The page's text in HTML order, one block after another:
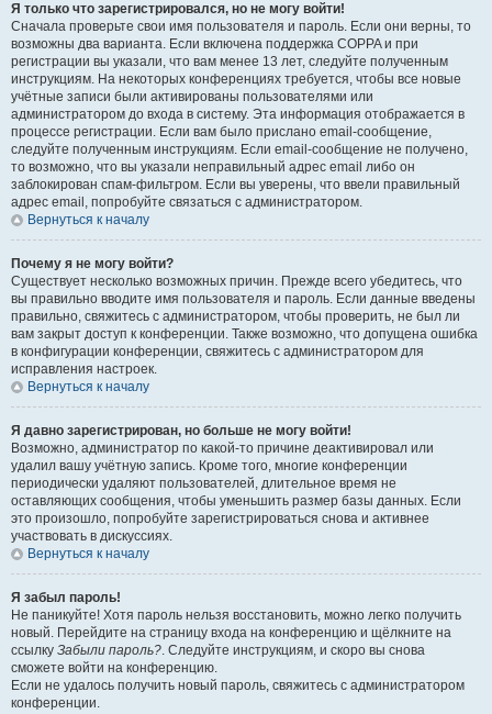
Я только что зарегистрировался, но не могу войти!
Сначала проверьте свои имя пользователя и пароль. Если они верны, то
возможны два варианта. Если включена поддержка COPPA и при
регистрации вы указали, что вам менее 13 лет, следуйте полученным
инструкциям. На некоторых конференциях требуется, чтобы все новые
учётные записи были активированы пользователями или
администратором до входа в систему. Эта информация отображается в
процессе регистрации. Если вам было прислано email-сообщение,
следуйте полученным инструкциям. Если email-сообщение не получено,
то возможно, что вы указали неправильный адрес email либо он
заблокирован спам-фильтром. Если вы уверены, что ввели правильный
адрес email, попробуйте связаться с администратором.
Вернуться к началу
Почему я не могу войти?
Существует несколько возможных причин. Прежде всего убедитесь, что
вы правильно вводите имя пользователя и пароль. Если данные введены
правильно, свяжитесь с администратором, чтобы проверить, не был ли
вам закрыт доступ к конференции. Также возможно, что допущена ошибка
в конфигурации конференции, свяжитесь с администратором для
исправления настроек.
Вернуться к началу
Я давно зарегистрирован, но больше не могу войти!
Возможно, администратор по какой-то причине деактивировал или
удалил вашу учётную запись. Кроме того, многие конференции
периодически удаляют пользователей, длительное время не
оставляющих сообщения, чтобы уменьшить размер базы данных. Если
это произошло, попробуйте зарегистрироваться снова и активнее
участвовать в дискуссиях.
Вернуться к началу
Я забыл пароль!
Не паникуйте! Хотя пароль нельзя восстановить, можно легко получить
новый. Перейдите на страницу входа на конференцию и щёлкните на
ссылку Забыли пароль?. Следуйте инструкциям, и скоро вы снова
сможете войти на конференцию.
Если не удалось получить новый пароль, свяжитесь с администратором
конференции.